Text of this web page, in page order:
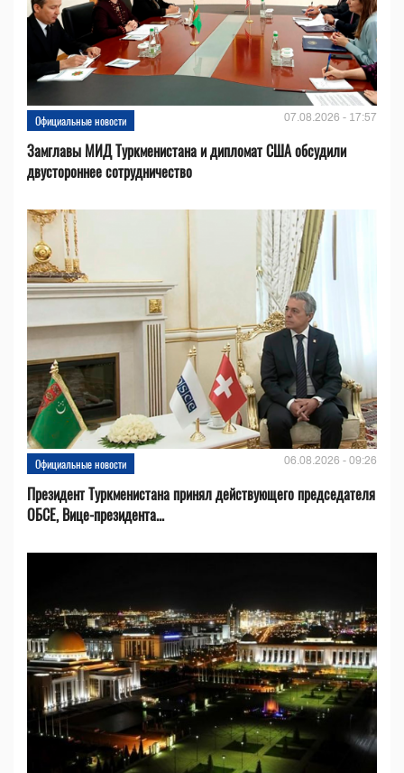
Официальные новости 07.08.2026 - 17:57
Замглавы МИД Туркменистана и дипломат США обсудили
двустороннее сотрудничество
Официальные новости 06.08.2026 - 09:26
Президент Туркменистана принял действующего председателя
ОБСЕ, Вице-президента...